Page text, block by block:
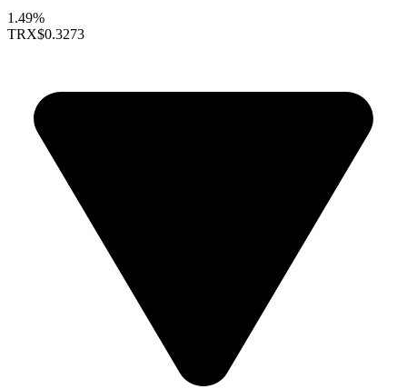
1.49%
TRX$0.3273